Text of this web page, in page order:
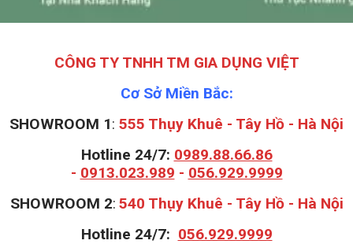
CÔNG TY TNHH TM GIA DỤNG VIỆT
Cơ Sở Miền Bắc:
SHOWROOM 1: 555 Thụy Khuê - Tây Hồ - Hà Nội
Hotline 24/7: 0989.88.66.86
- 0913.023.989 - 056.929.9999
SHOWROOM 2: 540 Thụy Khuê - Tây Hồ - Hà Nội
Hotline 24/7: 056.929.9999